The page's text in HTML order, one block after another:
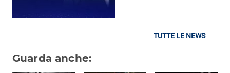
TUTTE LE NEWS
Guarda anche: